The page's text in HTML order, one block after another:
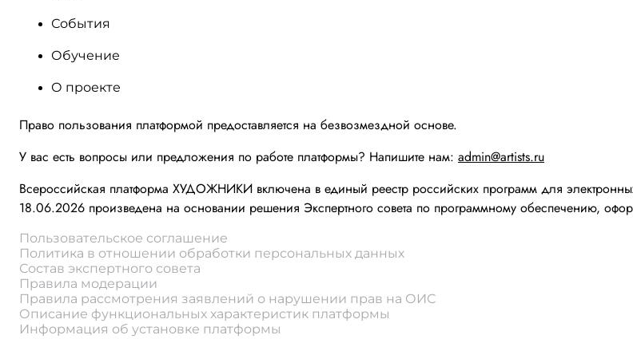
События
Обучение
О проекте
Право пользования платформой предоставляется на безвозмездной основе.
У вас есть вопросы или предложения по работе платформы? Напишите нам: admin@artists.ru
Всероссийская платформа ХУДОЖНИКИ включена в единый реестр российских программ для
18.06.2026 произведена на основании решения Экспертного совета по программному обеспечению,
Пользовательское соглашение
Политика в отношении обработки персональных данных
Состав экспертного совета
Правила модерации
Правила рассмотрения заявлений о нарушении прав на ОИС
Описание функциональных характеристик платформы
Информация об установке платформы